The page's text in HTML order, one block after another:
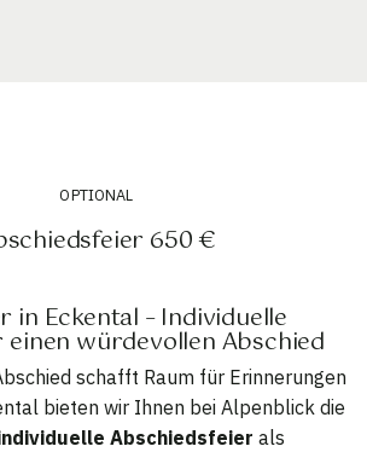
OPTIONAL
650 €
in Eckental – Individuelle
würdevollen Abschied
schafft Raum für Erinnerungen
bieten wir Ihnen bei Alpenblick die
Abschiedsfeier als